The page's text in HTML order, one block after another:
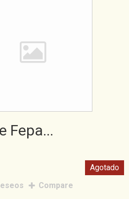
Fepa...
Agotado
Compare